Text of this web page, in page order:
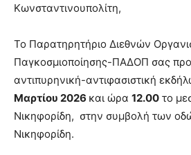
Κωνσταντινουπολίτη,
Το Παρατηρητήριο Διεθνών
Παγκοσμιοποίησης-ΠΑΔΟΠ σας
αντιπυρηνική-αντιφασιστική
Μαρτίου 2026 και ώρα 12.00 το
Νικηφορίδη, στην συμβολή των
Νικηφορίδη.